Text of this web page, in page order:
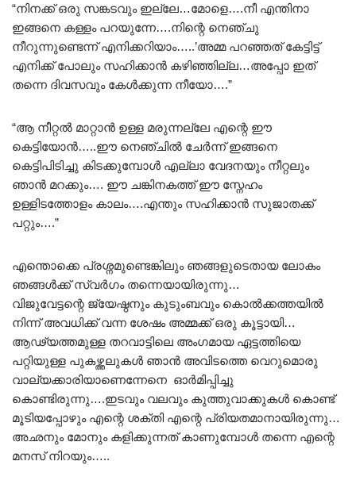
“നിനക്ക് ഒരു സങ്കടവും ഇല്ലേ…മോളെ….നീ എന്തിനാ
ഇങ്ങനെ കള്ളം പറയുന്നേ….നിന്റെ നെഞ്ചു
നീറുന്നുണ്ടെന്ന് എനിക്കറിയാം…..’അമ്മ പറഞ്ഞത് കേട്ടിട്ട്
എനിക്ക് പോലും സഹിക്കാൻ കഴിഞ്ഞില്ല…അപ്പോ ഇത്
തന്നെ ദിവസവും കേൾക്കുന്ന നീയോ….”
“ആ നീറ്റൽ മാറ്റാൻ ഉള്ള മരുന്നല്ലേ എന്റെ ഈ
കെട്ടിയോൻ…..ഈ നെഞ്ചിൽ ചേർന്ന് ഇങ്ങനെ
കെട്ടിപിടിച്ചു കിടക്കുമ്പോൾ എല്ലാ വേദനയും നീറ്റലും
ഞാൻ മറക്കും…. ഈ ചങ്കിനകത്ത് ഈ സ്നേഹം
ഉള്ളിടത്തോളം കാലം….എന്തും സഹിക്കാൻ സുജാതക്ക്
പറ്റും….”
എന്തൊക്കെ പ്രശ്നമുണ്ടെങ്കിലും ഞങ്ങളുടെതായ ലോകം
ഞങ്ങൾക്ക് സ്വർഗം തന്നെയായിരുന്നു…
വിജുവേട്ടന്റെ ജ്യേഷ്ഠനും കുടുംബവും കൊൽക്കത്തയിൽ
നിന്ന് അവധിക്ക് വന്ന ശേഷം അമ്മക്ക് ഒരു കൂട്ടായി…
ആഢ്യത്തമുള്ള തറവാട്ടിലെ അംഗമായ ഏട്ടത്തിയെ
പറ്റിയുള്ള പുകഴ്ത്തലുകൾ ഞാൻ അവിടത്തെ വെറുമൊരു
വാല്യക്കാരിയാണെന്നേനെ ഓർമിപ്പിച്ചു
കൊണ്ടിരുന്നു….ഇടവും വലവും കുത്തുവാക്കുകൾ കൊണ്ട്
മൂടിയപ്പോഴും എന്റെ ശക്തി എന്റെ പ്രിയതമാനായിരുന്നു…
അഛനും മോനും കളിക്കുന്നത് കാണുമ്പോൾ തന്നെ എന്റെ
മനസ് നിറയും…..